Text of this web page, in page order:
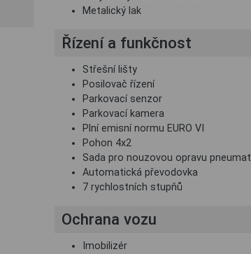
Metalický lak
Řízení a funkčnost
Střešní lišty
Posilovač řízení
Parkovací senzor
Parkovací kamera
Plní emisní normu EURO VI
Pohon 4x2
Sada pro nouzovou opravu
Automatická převodovka
7 rychlostních stupňů
Ochrana vozu
Imobilizér